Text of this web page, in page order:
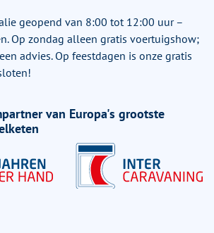
geopend van 8:00 tot 12:00 uur –
Op zondag alleen gratis voertuigshow;
advies. Op feestdagen is onze gratis
van Europa's grootste